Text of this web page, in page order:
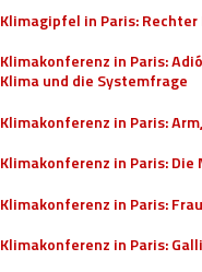
Klimagipfel in Paris:
Klimakonferenz in Paris:
Klima und die Systemfrage
Klimakonferenz in Paris:
Klimakonferenz in Paris:
Klimakonferenz in Paris:
Klimakonferenz in Paris: